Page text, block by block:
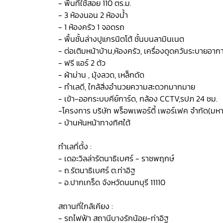
- พื้นที่ใช้สอย 110 ตร.ม.
- 3 ห้องนอน 2 ห้องน้ำ
- 1 ห้องครัว 1 จอดรถ
- พื้นชั้นล่างปูแกรนิตโต้ ชั้นบนลามินเนต
- ต่อเติมหน้าบ้าน,ห้องครัว, เครื่องดูดควันระบายอาก
- ฟรี แอร์ 2 ตัว
- ผ้าม่าน , มุ้งลวด, เหล็กดัด
- ทำเลดี, ใกล้สิ่งอำนวยความสะดวกมากมาย
- เข้า-ออกระบบคีย์การ์ด, กล้อง CCTV,รปภ 24 ชม.
-โครงการ บริษัท พร็อพเพอร์ตี้ เพอร์เฟค จำกัด(มห
- บ้านหันหน้าทางทิศใต้
ทำเลที่ตั้ง :
- เดอะวิลล่ารัตนาธิเบศร์ - ราชพฤกษ์
- ถ.รัตนาธิเบศร์ ต.ท่าอิฐ
- อ.ปากเกร็ด จังหวัดนนทบุรี 11110
สถานที่ใกล้เคียง :
- รถไฟฟ้า สถานีบางรักน้อย-ท่าอิฐ